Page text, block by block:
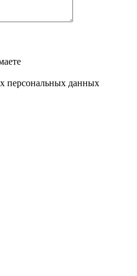
персональных данных